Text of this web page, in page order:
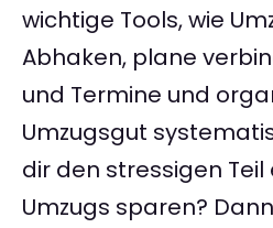
wichtige Tools, wie
Abhaken, plane
und Termine und
Umzugsgut
dir den stressigen
Umzugs sparen? Dann